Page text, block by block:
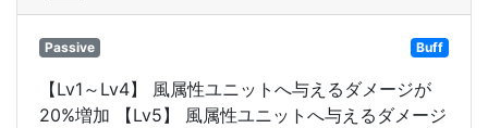
Passive Buff
【Lv1～Lv4】 風属性ユニットへ与えるダメージが
20%増加 【Lv5】 風属性ユニットへ与えるダメージ